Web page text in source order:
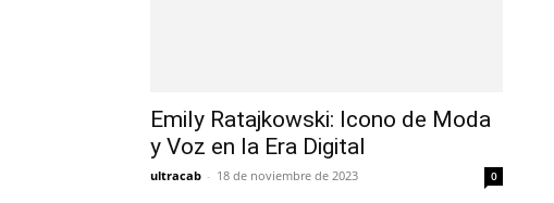
Emily Ratajkowski: Icono de Moda
y Voz en la Era Digital
ultracab - 18 de noviembre de 2023 0